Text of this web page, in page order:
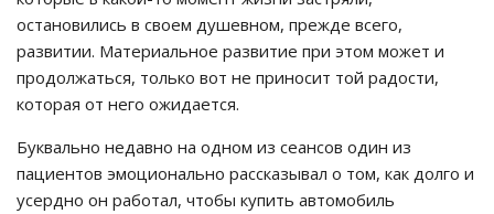
остановились в своем душевном, прежде всего,
развитии. Материальное развитие при этом может и
продолжаться, только вот не приносит той радости,
которая от него ожидается.
Буквально недавно на одном из сеансов один из
пациентов эмоционально рассказывал о том, как долго и
усердно он работал, чтобы купить автомобиль